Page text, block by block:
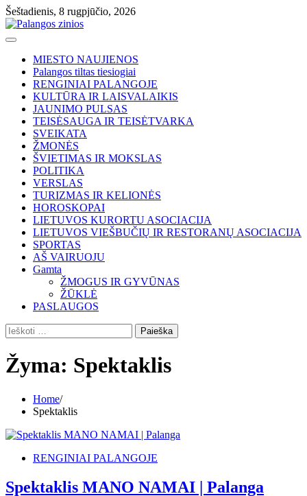
Skip
to
content
Šeštadienis, 8 rugpjūčio, 2026
MIESTO NAUJIENOS
Palangos tiltas tiesiogiai
RENGINIAI PALANGOJE
KULTŪRA IR LAISVALAIKIS
JAUNIMO PULSAS
TEISĖSAUGA IR TEISĖTVARKA
SVEIKATA
ŽMONĖS
ŠVIETIMAS IR MOKSLAS
POLITIKA
VERSLAS
TURIZMAS IR KELIONĖS
HOROSKOPAI
LIETUVOS KURORTU ASOCIACIJA
LIETUVOS VIEŠBUČIŲ IR RESTORANŲ ASOCIACIJA
SPORTAS
AŠ VAIRUOJU
Gamta
ŽMOGUS IR GYVŪNAS
ŽŪKLĖ
PASLAUGOS
Ieškoti:
Žyma: Spektaklis
Home
Spektaklis
RENGINIAI PALANGOJE
Spektaklis MANO NAMAI | Palanga